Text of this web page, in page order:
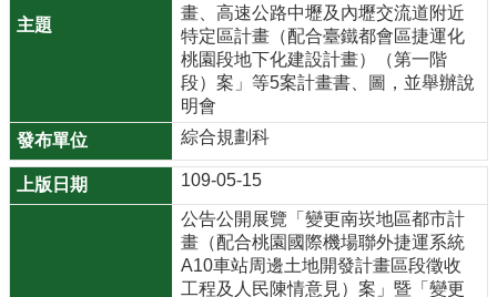
e
b
I
n
畫、高速公路中壢及內壢交流道附近
特定區計畫（配合臺鐵都會區捷運化
桃園段地下化建設計畫）（第一階
段）案」等5案計畫書、圖，並舉辦說
明會
綜合規劃科
109-05-15
公告公開展覽「變更南崁地區都市計
畫（配合桃園國際機場聯外捷運系統
A10車站周邊土地開發計畫區段徵收
工程及人民陳情意見）案」暨「變更